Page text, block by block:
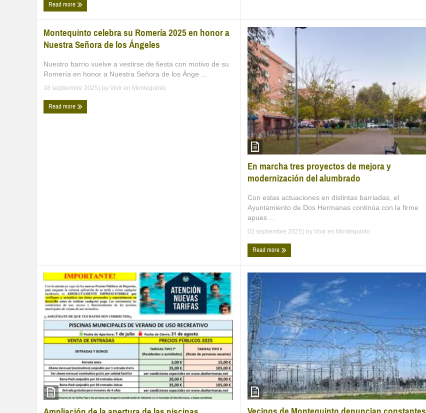
Read more
Montequinto celebra su Romería 2025 en honor a
Nuestra Señora de los Ángeles
Nuestro barrio vuelve a vestirse de fiesta con motivo de su
Romería en honor a Nuestra Señora de los Ánge ...
18 septiembre 2025 | by Vivir en Montequinto
Read more
En marcha tres proyectos de mejora y
modernización del alumbrado
Con estas actuaciones en distintas barriadas, el
Ayuntamiento de Dos Hermanas continúa con la firme
apues ...
02 septiembre 2025 | by Vivir en Montequinto
Read more